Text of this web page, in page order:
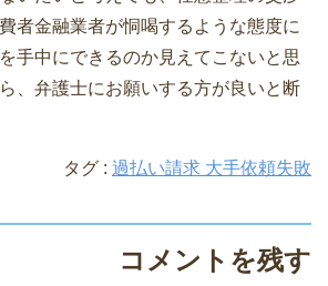
者金融業者が恫喝するような態度に
手中にできるのか見えてこないと思
、弁護士にお願いする方が良いと断
タグ : 過払い請求 大手依頼失敗
コメントを残す